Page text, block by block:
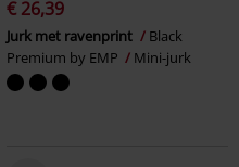
€ 26,39
Jurk met ravenprint
Black
Premium by EMP
Mini-jurk